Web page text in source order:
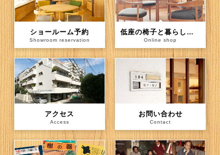
ショールーム予約
Showroom reservation
低座の椅子と暮らしの道具店（通信販売）
Online shop
アクセス
Access
お問い合わせ
Contact